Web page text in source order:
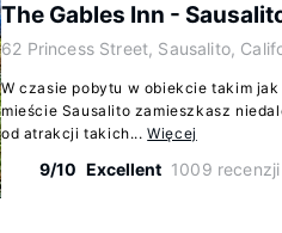
The Gables Inn -
62 Princess Street, Sausalito,
W czasie pobytu w obiekcie takim
mieście Sausalito zamieszkasz
od atrakcji takich...Więcej
9/10 Excellent 1009 recenzji